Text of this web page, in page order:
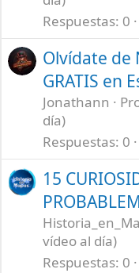
Respuestas 0
Olvídate de
GRATIS en
Jonathann
día)
Respuestas 0
15
vídeo al día)
Respuestas 0